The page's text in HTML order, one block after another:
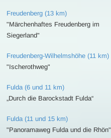
Freudenberg (13 km)
"Märchenhaftes Freudenberg im
Siegerland"
Freudenberg-Wilhelmshöhe (11 km)
"Ischerothweg"
Fulda (6 und 11 km)
„Durch die Barockstadt Fulda“
Fulda (11 und 15 km)
"Panoramaweg Fulda und die Rhön"